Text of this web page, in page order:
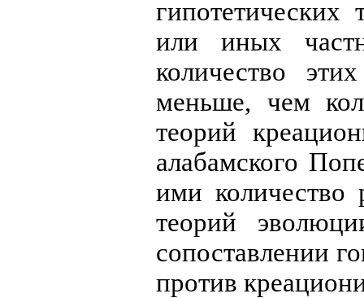
или иных
количество
меньше, чем
теорий
алабамского
ими количество
теорий
сопоставлении
против